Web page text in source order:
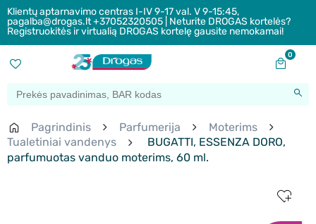
Klientų aptarnavimo centras I-IV 9-17 val. V 9-15:45,
pagalba@drogas.lt +37052320505 | Neturite DROGAS kortelės?
Registruokitės ir virtualią DROGAS kortelę gausite nemokamai!
0
Pagrindinis Parfumerija
Moterims
Tualetiniai vandenys
BUGATTI, ESSENZA DORO,
parfumuotas vanduo moterims, 60 ml.